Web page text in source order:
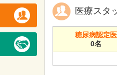
医療スタ
糖尿病認定医
0名